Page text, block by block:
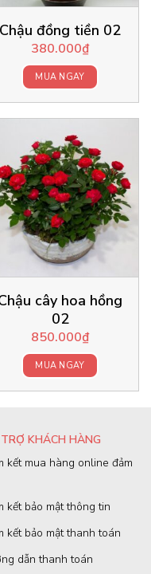
Chậu đồng tiền 02
380.000₫
MUA NGAY
cây hoa hồng
02
850.000₫
MUA NGAY
KHÁCH HÀNG
kết mua hàng online đảm
kết bảo mật thông tin
kết bảo mật thanh toán
dẫn thanh toán